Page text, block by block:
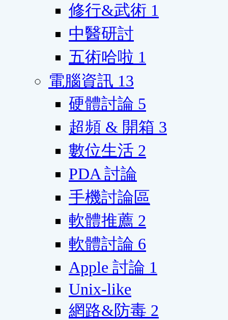
修行&武術 1
中醫研討
五術哈啦 1
電腦資訊 13
硬體討論 5
超頻 & 開箱 3
數位生活 2
PDA 討論
手機討論區
軟體推薦 2
軟體討論 6
Apple 討論 1
Unix-like
網路&防毒 2